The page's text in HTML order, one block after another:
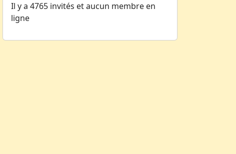
Il y a 4765 invités et aucun membre en
ligne